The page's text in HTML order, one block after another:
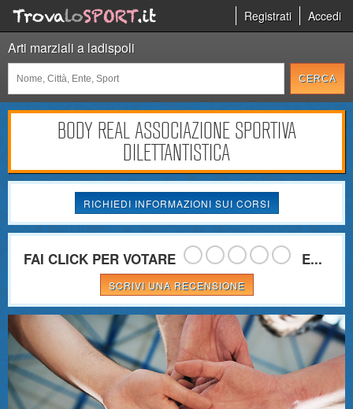
Registrati Accedi
Arti marziali a ladispoli
BODY REAL ASSOCIAZIONE SPORTIVA
DILETTANTISTICA
RICHIEDI INFORMAZIONI SUI CORSI
FAI CLICK PER VOTARE E...
SCRIVI UNA RECENSIONE